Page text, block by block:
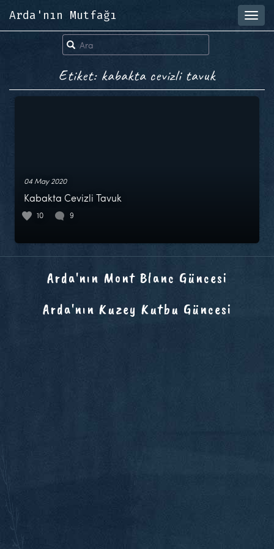
Arda'nın Mutfağı
Etiket: kabakta cevizli tavuk
04 May 2020
Kabakta Cevizli Tavuk
10 9
Arda'nın Mont Blanc Güncesi
Arda'nın Kuzey Kutbu Güncesi